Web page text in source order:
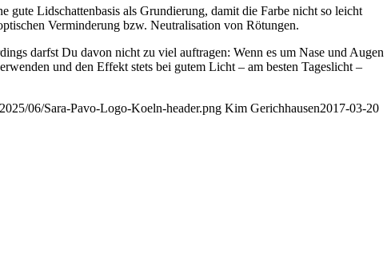
Lidschattenbasis als Grundierung, damit die Farbe nicht so leicht
Verminderung bzw. Neutralisation von Rötungen.
darfst Du davon nicht zu viel auftragen: Wenn es um Nase und Augen
und den Effekt stets bei gutem Licht – am besten Tageslicht –
06/Sara-Pavo-Logo-Koeln-header.png Kim Gerichhausen2017-03-20